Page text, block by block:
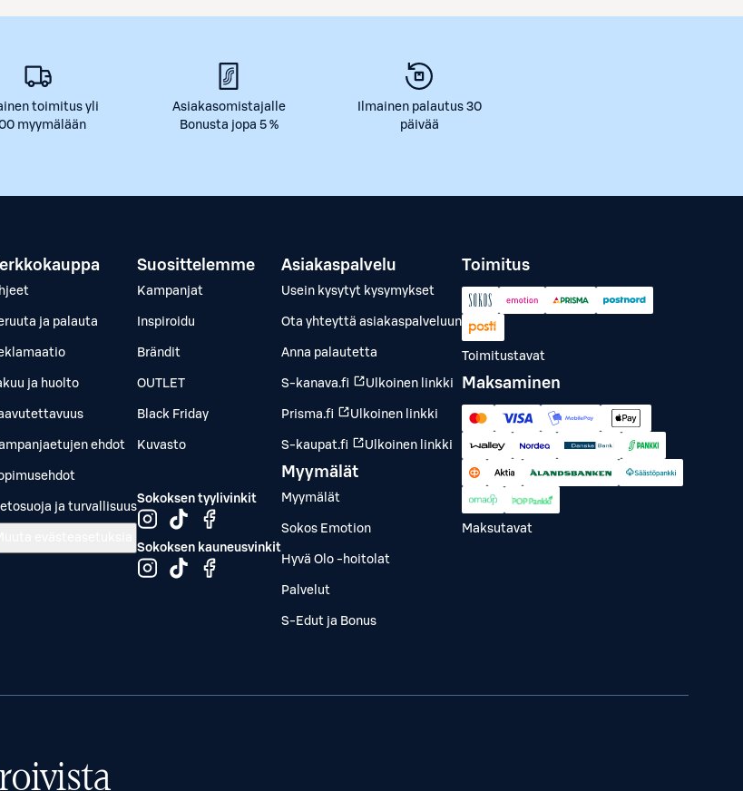
toimitus yli
myymälään
Asiakasomistajalle
Bonusta jopa 5 %
Ilmainen palautus 30
päivää
ja palauta
ja huolto
ehdot
ja turvallisuus
Suosittelemme
Kampanjat
Inspiroidu
Brändit
OUTLET
Black Friday
Kuvasto
Sokoksen tyylivinkit
Sokoksen kauneusvinkit
Asiakaspalvelu
Usein kysytyt kysymykset
Ota yhteyttä asiakaspalveluun
Anna palautetta
S-kanava.fi Ulkoinen linkki
Prisma.fi Ulkoinen linkki
S-kaupat.fi Ulkoinen linkki
Myymälät
Myymälät
Sokos Emotion
Hyvä Olo -hoitolat
Palvelut
S-Edut ja Bonus
Toimitus
Toimitustavat
Maksaminen
Maksutavat